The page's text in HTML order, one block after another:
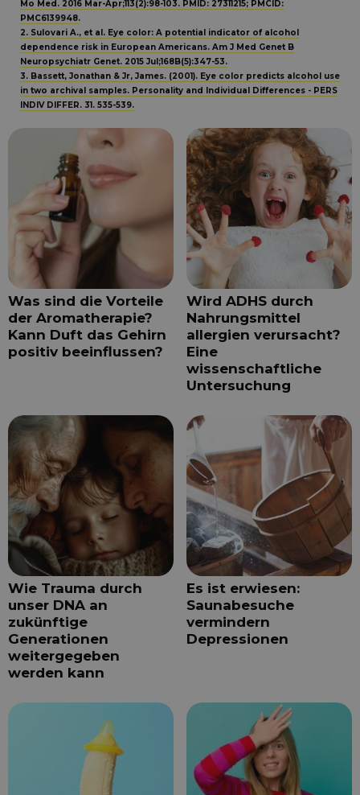
Mo Med. 2016 Mar-Apr;113(2):98-103. PMID: 27311215; PMCID:
PMC6139948.
2. Sulovari A., et al. Eye color: A potential indicator of alcohol
dependence risk in European Americans. Am J Med Genet B
Neuropsychiatr Genet. 2015 Jul;168B(5):347-53.
3. Bassett, Jonathan & Jr, James. (2001). Eye color predicts alcohol use
in two archival samples. Personality and Individual Differences - PERS
INDIV DIFFER. 31. 535-539.
Was sind die Vorteile
der Aromatherapie?
Kann Duft das Gehirn
positiv beeinflussen?
Wird ADHS durch
Nahrungsmittel
allergien verursacht?
Eine
wissenschaftliche
Untersuchung
Wie Trauma durch
unser DNA an
zukünftige
Generationen
weitergegeben
werden kann
Es ist erwiesen:
Saunabesuche
vermindern
Depressionen